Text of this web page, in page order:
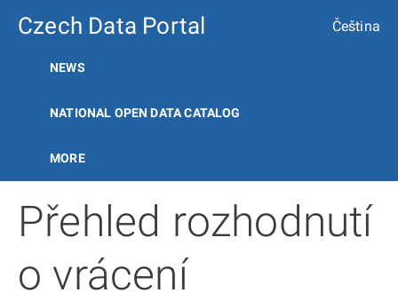
Czech Data Portal Čeština
NEWS
NATIONAL OPEN DATA CATALOG
MORE
Přehled rozhodnutí
o vrácení